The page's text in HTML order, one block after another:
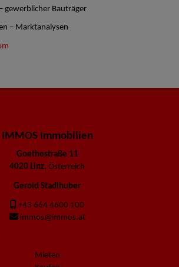
gewerblicher Bauträger
– Marktanalysen
IMMOS Immobilien
Goethestraße 11
4020 Linz, Österreich
Gerold Stadlhuber
+43 664 4600 100
immos@immos.at
Mieten